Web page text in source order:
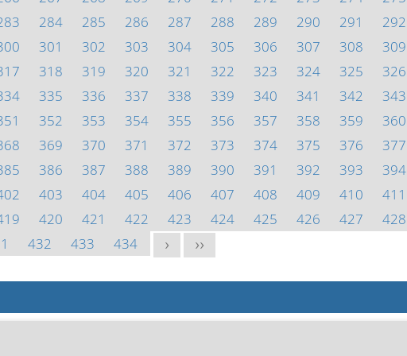
284 285 286 287 288 289 290 291
292
301 302 303 304 305 306 307 308
309
318 319 320 321 322 323 324 325
326
335 336 337 338 339 340 341 342
343
352 353 354 355 356 357 358 359
360
369 370 371 372 373 374 375 376
377
386 387 388 389 390 391 392 393
394
403 404 405 406 407 408 409 410
411
420 421 422 423 424 425 426 427
428
432 433 434 > >>